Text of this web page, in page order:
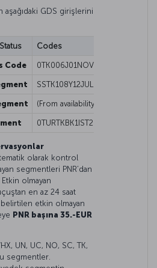
aşağıdaki GDS girişlerini
Codes
Code 0TK006J01NOVORDISTYK1
SSTK108Y12JULISTESBGK1/
(From availability screen)
0TURTKBK1IST26NOV-FREE
olarak kontrol
segmentleri PNR’dan
olmayan
en az 24 saat
belirtilen etkin olmayan
PNR başına 35.-EUR
UN, UC, NO, SC, TK,
segmentler.